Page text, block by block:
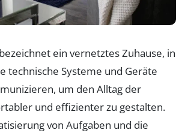
bezeichnet ein vernetztes Zuhause, in
technische Systeme und Geräte
um den Alltag der
und effizienter zu gestalten.
von Aufgaben und die